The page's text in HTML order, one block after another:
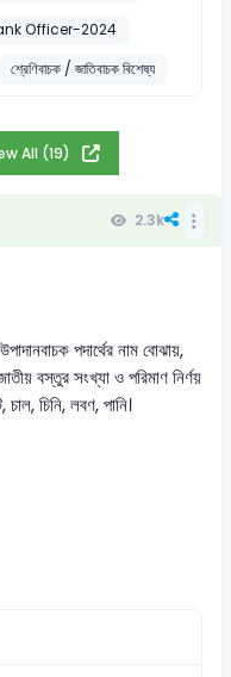
Officer-2024
শ্রেণিবাচক / জাতিবাচক বিশেষ্য
All (19)
2.3k
পদার্থের নাম বোঝায়,
বস্তুর সংখ্যা ও পরিমাণ নির্ণয়
চিনি, লবণ, পানি।